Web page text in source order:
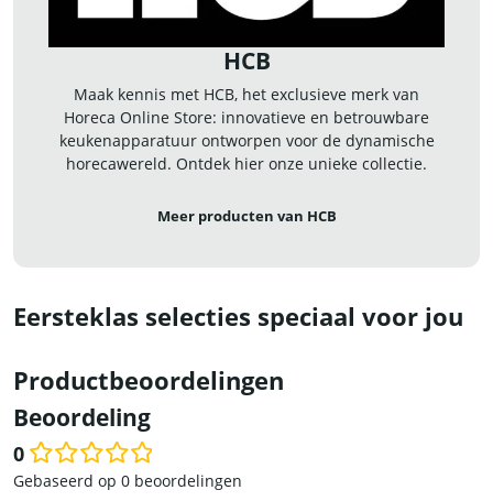
HCB
Maak kennis met HCB, het exclusieve merk van
Horeca Online Store: innovatieve en betrouwbare
keukenapparatuur ontworpen voor de dynamische
horecawereld. Ontdek hier onze unieke collectie.
Meer producten van HCB
Eersteklas selecties speciaal voor jou
Productbeoordelingen
Beoordeling
0
Waardering
Gebaseerd op 0 beoordelingen